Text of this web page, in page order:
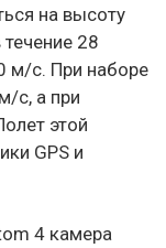
на высоту
28
м/с. При наборе
с, а при
этой
GPS и
4 камера